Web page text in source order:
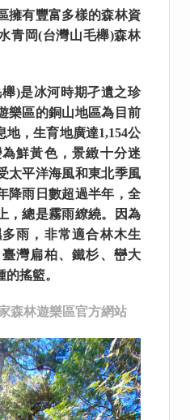
擁有豐富多樣的森林資
青岡(台灣山毛櫸)森林
)是冰河時期孑遺之珍
樂區的銅山地區為目前
地，生育地廣達1,154公
鮮黃色，景緻十分迷
太平洋海風和東北季風
降雨日數超過半年，全
，總是霧雨繚繞。因為
雨，非常適合林木生
灣扁柏、鐵杉、巒大
搖籃。
森林遊樂區官方網站